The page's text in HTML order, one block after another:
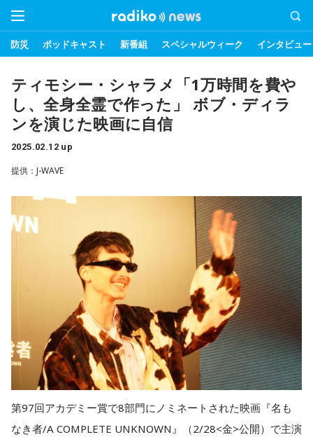
防災 ポッドキャスト 新番組 スペシャルウィーク インタビュー
ティモシー・シャラメ「1万時間を費や
し、全身全霊で作った」 ボブ・ディラ
ンを演じた映画に自信
2025.02.12 up
提供：J-WAVE
第97回アカデミー賞で8部門にノミネートされた映画『名も
なき者/A COMPLETE UNKNOWN』（2/28<金>公開）で主演